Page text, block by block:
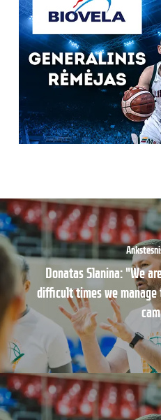
Donatas Slanina: "We
difficult times we